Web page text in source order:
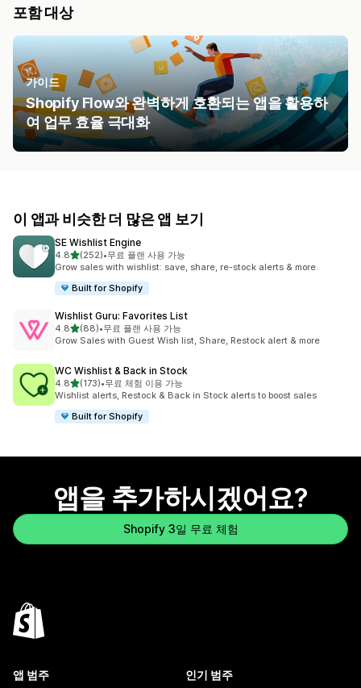
포함 대상
가이드
Shopify Flow와 완벽하게 호환되는 앱을 활용하
여 업무 효율 극대화
이 앱과 비슷한 더 많은 앱 보기
SE Wishlist Engine
4.8별 5개 중
(252)
총 리뷰 252개
•무료 플랜 사용 가능
Grow sales with wishlist: save, share, re-stock alerts & more.
Built for Shopify
Wishlist Guru: Favorites List
4.8별 5개 중
(88)
총 리뷰 88개
•무료 플랜 사용 가능
Grow Sales with Guest Wish list, Share, Restock alert & more
WC Wishlist & Back in Stock
4.8별 5개 중
(173)
총 리뷰 173개
•무료 체험 이용 가능
Wishlist alerts, Restock & Back in Stock alerts to boost sales
Built for Shopify
앱을 추가하시겠어요?
Shopify 3일 무료 체험
앱 범주 인기 범주